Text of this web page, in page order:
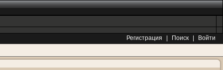
Регистрация Поиск
Войти